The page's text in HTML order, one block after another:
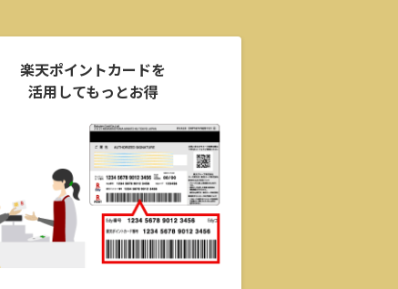
楽天ポイントカードを
活用してもっとお得